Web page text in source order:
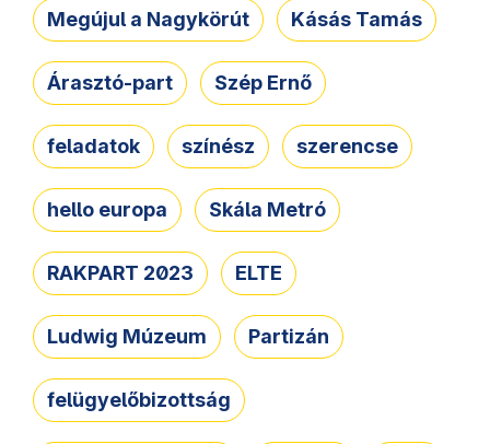
Megújul a Nagykörút Kásás Tamás
Árasztó-part Szép Ernő
feladatok színész szerencse
hello europa Skála Metró
RAKPART 2023 ELTE
Ludwig Múzeum Partizán
felügyelőbizottság